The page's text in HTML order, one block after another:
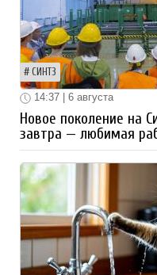
СИНТЗ
14:37 | 6 августа
Новое поколение на
завтра — любимая